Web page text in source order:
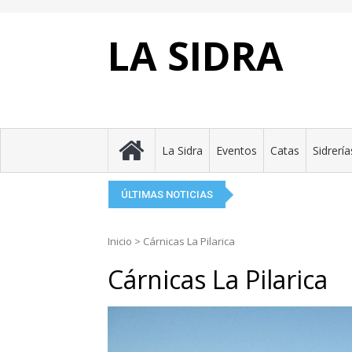
LA SIDRA
La Sidra Eventos Catas
ÚLTIMAS NOTICIAS
Eluveitie: la llama
Perlora brinda por
El Festival de la
Tierra Astur
Inicio > Cárnicas La Pilarica
Cárnicas La Pilarica